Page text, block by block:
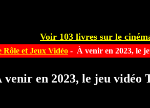
Voir 103 livres sur le
Rôle et Jeux Vidéo - À venir en 2023, le
venir en 2023, le jeu vidéo